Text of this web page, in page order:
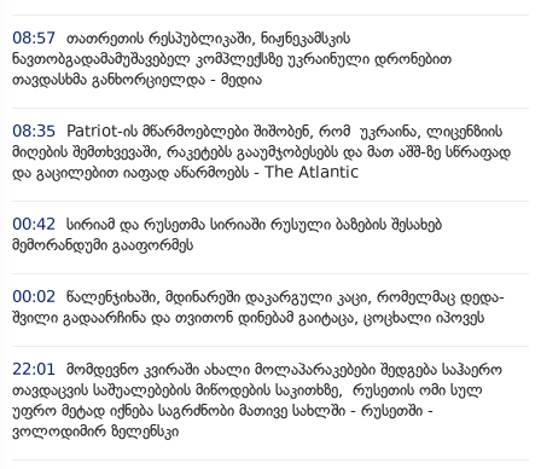
08:57 თათრეთის რესპუბლიკაში, ნიჟნეკამსკის
ნავთობგადამამუშავებელ კომპლექსზე უკრაინული დრონებით
თავდასხმა განხორციელდა - მედია
08:35
Patriot-ის მწარმოებლები შიშობენ, რომ უკრაინა, ლიცენზიის
მიღების შემთხვევაში, რაკეტებს გააუმჯობესებს და მათ აშშ-ზე სწრაფად
და გაცილებით იაფად აწარმოებს - The Atlantic
00:42 სირიამ და რუსეთმა სირიაში რუსული ბაზების შესახებ
მემორანდუმი გააფორმეს
00:02 წალენჯიხაში, მდინარეში დაკარგული კაცი, რომელმაც დედა-
შვილი გადაარჩინა და თვითონ დინებამ გაიტაცა, ცოცხალი იპოვეს
22:01 მომდევნო კვირაში ახალი მოლაპარაკებები შედგება საჰაერო
თავდაცვის საშუალებების მიწოდების საკითხზე, რუსეთის ომი სულ
უფრო მეტად იქნება საგრძნობი მათივე სახლში - რუსეთში -
ვოლოდიმირ ზელენსკი